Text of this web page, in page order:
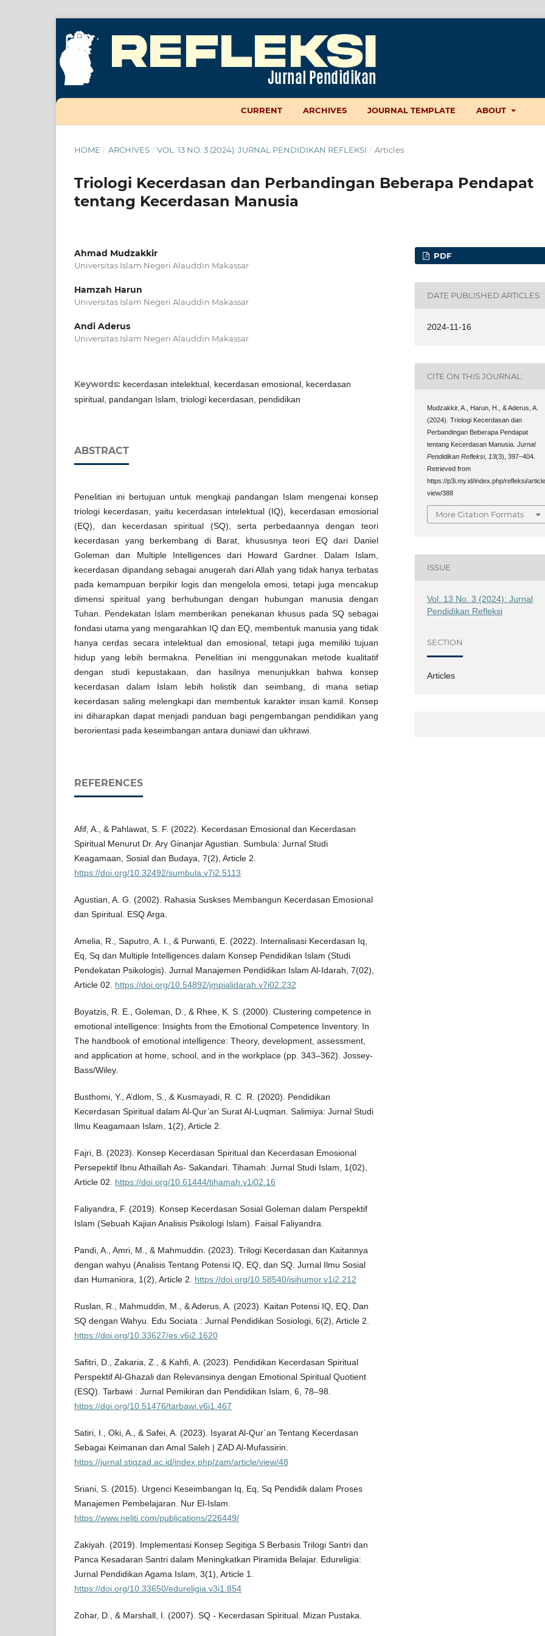
CURRENT ARCHIVES JOURNAL TEMPLATE ABOUT
HOME / ARCHIVES / VOL. 13 NO. 3 (2024): JURNAL PENDIDIKAN REFLEKSI / Articles
Triologi Kecerdasan dan Perbandingan Beberapa Pendapat
tentang Kecerdasan Manusia
Ahmad Mudzakkir
Universitas Islam Negeri Alauddin Makassar
Hamzah Harun
Universitas Islam Negeri Alauddin Makassar
Andi Aderus
Universitas Islam Negeri Alauddin Makassar
Keywords: kecerdasan intelektual, kecerdasan emosional, kecerdasan
spiritual, pandangan Islam, triologi kecerdasan, pendidikan
ABSTRACT
Penelitian ini bertujuan untuk mengkaji pandangan Islam mengenai konsep
triologi kecerdasan, yaitu kecerdasan intelektual (IQ), kecerdasan emosional
(EQ), dan kecerdasan spiritual (SQ), serta perbedaannya dengan teori
kecerdasan yang berkembang di Barat, khususnya teori EQ dari Daniel
Goleman dan Multiple Intelligences dari Howard Gardner. Dalam Islam,
kecerdasan dipandang sebagai anugerah dari Allah yang tidak hanya terbatas
pada kemampuan berpikir logis dan mengelola emosi, tetapi juga mencakup
dimensi spiritual yang berhubungan dengan hubungan manusia dengan
Tuhan. Pendekatan Islam memberikan penekanan khusus pada SQ sebagai
fondasi utama yang mengarahkan IQ dan EQ, membentuk manusia yang tidak
hanya cerdas secara intelektual dan emosional, tetapi juga memiliki tujuan
hidup yang lebih bermakna. Penelitian ini menggunakan metode kualitatif
dengan studi kepustakaan, dan hasilnya menunjukkan bahwa konsep
kecerdasan dalam Islam lebih holistik dan seimbang, di mana setiap
kecerdasan saling melengkapi dan membentuk karakter insan kamil. Konsep
ini diharapkan dapat menjadi panduan bagi pengembangan pendidikan yang
berorientasi pada keseimbangan antara duniawi dan ukhrawi.
REFERENCES
Afif, A., & Pahlawat, S. F. (2022). Kecerdasan Emosional dan Kecerdasan
Spiritual Menurut Dr. Ary Ginanjar Agustian. Sumbula: Jurnal Studi
Keagamaan, Sosial dan Budaya, 7(2), Article 2.
https://doi.org/10.32492/sumbula.v7i2.5113
Agustian, A. G. (2002). Rahasia Suskses Membangun Kecerdasan Emosional
dan Spiritual. ESQ Arga.
Amelia, R., Saputro, A. I., & Purwanti, E. (2022). Internalisasi Kecerdasan Iq,
Eq, Sq dan Multiple Intelligences dalam Konsep Pendidikan Islam (Studi
Pendekatan Psikologis). Jurnal Manajemen Pendidikan Islam Al-Idarah, 7(02),
Article 02. https://doi.org/10.54892/jmpialidarah.v7i02.232
Boyatzis, R. E., Goleman, D., & Rhee, K. S. (2000). Clustering competence in
emotional intelligence: Insights from the Emotional Competence Inventory. In
The handbook of emotional intelligence: Theory, development, assessment,
and application at home, school, and in the workplace (pp. 343–362). Jossey-
Bass/Wiley.
Busthomi, Y., A’dlom, S., & Kusmayadi, R. C. R. (2020). Pendidikan
Kecerdasan Spiritual dalam Al-Qur’an Surat Al-Luqman. Salimiya: Jurnal Studi
Ilmu Keagamaan Islam, 1(2), Article 2.
Fajri, B. (2023). Konsep Kecerdasan Spiritual dan Kecerdasan Emosional
Persepektif Ibnu Athaillah As- Sakandari. Tihamah: Jurnal Studi Islam, 1(02),
Article 02. https://doi.org/10.61444/tihamah.v1i02.16
Faliyandra, F. (2019). Konsep Kecerdasan Sosial Goleman dalam Perspektif
Islam (Sebuah Kajian Analisis Psikologi Islam). Faisal Faliyandra.
Pandi, A., Amri, M., & Mahmuddin. (2023). Trilogi Kecerdasan dan Kaitannya
dengan wahyu (Analisis Tentang Potensi IQ, EQ, dan SQ. Jurnal Ilmu Sosial
dan Humaniora, 1(2), Article 2. https://doi.org/10.58540/isihumor.v1i2.212
Ruslan, R., Mahmuddin, M., & Aderus, A. (2023). Kaitan Potensi IQ, EQ, Dan
SQ dengan Wahyu. Edu Sociata : Jurnal Pendidikan Sosiologi, 6(2), Article 2.
https://doi.org/10.33627/es.v6i2.1620
Safitri, D., Zakaria, Z., & Kahfi, A. (2023). Pendidikan Kecerdasan Spiritual
Perspektif Al-Ghazali dan Relevansinya dengan Emotional Spiritual Quotient
(ESQ). Tarbawi : Jurnal Pemikiran dan Pendidikan Islam, 6, 78–98.
https://doi.org/10.51476/tarbawi.v6i1.467
Satiri, I., Oki, A., & Safei, A. (2023). Isyarat Al-Qur`an Tentang Kecerdasan
Sebagai Keimanan dan Amal Saleh | ZAD Al-Mufassirin.
https://jurnal.stiqzad.ac.id/index.php/zam/article/view/48
Sriani, S. (2015). Urgenci Keseimbangan Iq, Eq, Sq Pendidik dalam Proses
Manajemen Pembelajaran. Nur El-Islam.
https://www.neliti.com/publications/226449/
Zakiyah. (2019). Implementasi Konsep Segitiga S Berbasis Trilogi Santri dan
Panca Kesadaran Santri dalam Meningkatkan Piramida Belajar. Edureligia:
Jurnal Pendidikan Agama Islam, 3(1), Article 1.
https://doi.org/10.33650/edureligia.v3i1.854
Zohar, D., & Marshall, I. (2007). SQ - Kecerdasan Spiritual. Mizan Pustaka.
PDF
DATE PUBLISHED ARTICLES:
2024-11-16
CITE ON THIS JOURNAL:
Mudzakkir, A., Harun, H., & Aderus, A.
(2024). Triologi Kecerdasan dan
Perbandingan Beberapa Pendapat
tentang Kecerdasan Manusia.Jurnal
Pendidikan Refleksi, 13(3), 397–404.
Retrieved from
https://p3i.my.id/index.php/refleksi/
view/388
More Citation Formats
ISSUE
Vol. 13 No. 3 (2024): Jurnal
Pendidikan Refleksi
SECTION
Articles